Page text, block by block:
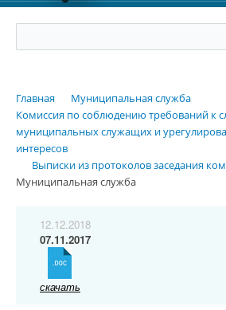
Главная
Муниципальная служба
Комиссия по соблюдению требований к
муниципальных служащих и
интересов
Выписки из протоколов заседания
Муниципальная служба
12.12.2018
07.11.2017
скачать